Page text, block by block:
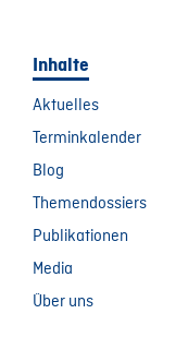
Inhalte
Aktuelles
Terminkalender
Blog
Themendossiers
Publikationen
Media
Über uns